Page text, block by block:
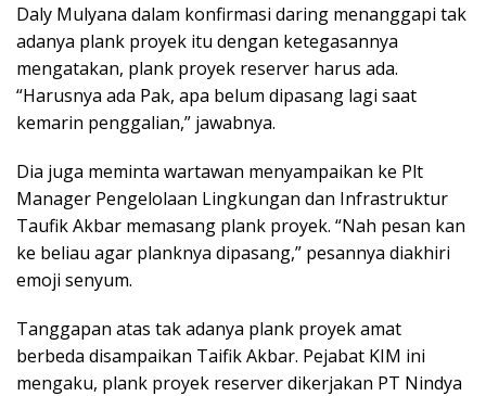
Daly Mulyana dalam konfirmasi daring menanggapi tak
adanya plank proyek itu dengan ketegasannya
mengatakan, plank proyek reserver harus ada.
“Harusnya ada Pak, apa belum dipasang lagi saat
kemarin penggalian,” jawabnya.
Dia juga meminta wartawan menyampaikan ke Plt
Manager Pengelolaan Lingkungan dan Infrastruktur
Taufik Akbar memasang plank proyek. “Nah pesan kan
ke beliau agar planknya dipasang,” pesannya diakhiri
emoji senyum.
Tanggapan atas tak adanya plank proyek amat
berbeda disampaikan Taifik Akbar. Pejabat KIM ini
mengaku, plank proyek reserver dikerjakan PT Nindya